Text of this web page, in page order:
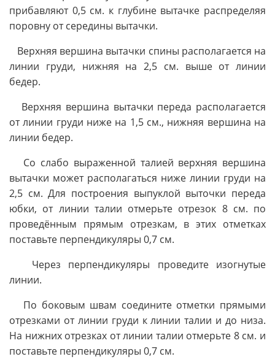
прибавляют 0,5 см. к глубине вытачке распределяя
поровну от середины вытачки.
Верхняя вершина вытачки спины располагается на
линии груди, нижняя на 2,5 см. выше от линии
бедер.
Верхняя вершина вытачки переда располагается
от линии груди ниже на 1,5 см., нижняя вершина на
линии бедер.
Со слабо выраженной талией верхняя вершина
вытачки может располагаться ниже линии груди на
2,5 см. Для построения выпуклой выточки переда
юбки, от линии талии отмерьте отрезок 8 см. по
проведённым прямым отрезкам, в этих отметках
поставьте перпендикуляры 0,7 см.
Через перпендикуляры проведите изогнутые
линии.
По боковым швам соедините отметки прямыми
отрезками от линии груди к линии талии и до низа.
На нижних отрезках от линии талии отмерьте 8 см. и
поставьте перпендикуляры 0,7 см.